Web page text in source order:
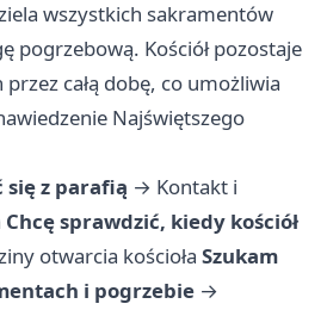
wszystkich sakramentów
pogrzebową. Kościół pozostaje
całą dobę, co umożliwia
Najświętszego
się z parafią → Kontakt i
Chcę sprawdzić, kiedy kościół
otwarcia kościoła Szukam
i pogrzebie →